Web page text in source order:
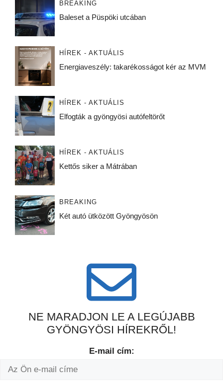
BREAKING
Baleset a Püspöki utcában
HÍREK - AKTUÁLIS
Energiaveszély: takarékosságot kér az MVM
HÍREK - AKTUÁLIS
Elfogták a gyöngyösi autófeltörőt
HÍREK - AKTUÁLIS
Kettős siker a Mátrában
BREAKING
Két autó ütközött Gyöngyösön
NE MARADJON LE A LEGÚJABB
GYÖNGYÖSI HÍREKRŐL!
E-mail cím: